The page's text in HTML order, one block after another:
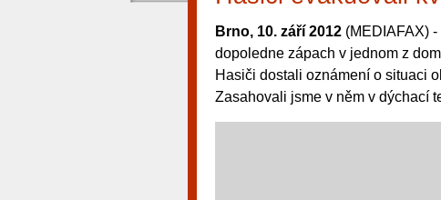
Brno, 10. září 2012 (MEDIAFAX)
dopoledne zápach v jednom z
Hasiči dostali oznámení o situaci
Zasahovali jsme v něm v dýchací